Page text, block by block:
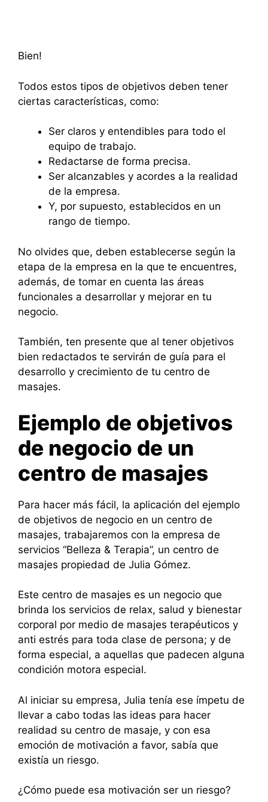
Bien!
Todos estos tipos de objetivos deben tener
ciertas características, como:
Ser claros y entendibles para todo el
equipo de trabajo.
Redactarse de forma precisa.
Ser alcanzables y acordes a la realidad
de la empresa.
Y, por supuesto, establecidos en un
rango de tiempo.
No olvides que, deben establecerse según la
etapa de la empresa en la que te encuentres,
además, de tomar en cuenta las áreas
funcionales a desarrollar y mejorar en tu
negocio.
También, ten presente que al tener objetivos
bien redactados te servirán de guía para el
desarrollo y crecimiento de tu centro de
masajes.
Ejemplo de objetivos
de negocio de un
centro de masajes
Para hacer más fácil, la aplicación del ejemplo
de objetivos de negocio en un centro de
masajes, trabajaremos con la empresa de
servicios “Belleza & Terapia”, un centro de
masajes propiedad de Julia Gómez.
Este centro de masajes es un negocio que
brinda los servicios de relax, salud y bienestar
corporal por medio de masajes terapéuticos y
anti estrés para toda clase de persona; y de
forma especial, a aquellas que padecen alguna
condición motora especial.
Al iniciar su empresa, Julia tenía ese ímpetu de
llevar a cabo todas las ideas para hacer
realidad su centro de masaje, y con esa
emoción de motivación a favor, sabía que
existía un riesgo.
¿Cómo puede esa motivación ser un riesgo?